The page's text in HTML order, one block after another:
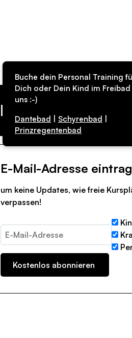
Buche dein Personal Training
Dich oder Dein Kind im
uns :-)
Dantebad
Schyrenbad
Prinzregentenbad
Kurs in der
E-Mail-Adresse
um keine Updates, wie freie
verpassen!